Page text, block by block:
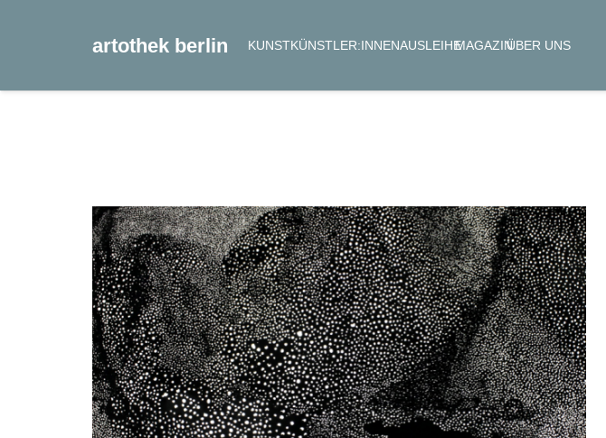
artothek berlin KUNSTKÜNSTLER:INNENAUSLEIHEMAGAZINÜBER UNS